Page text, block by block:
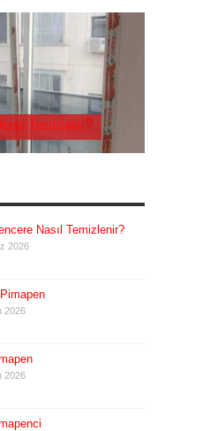
Temizlenir?
Nasıl Temizlenir?
2026
2026
2026